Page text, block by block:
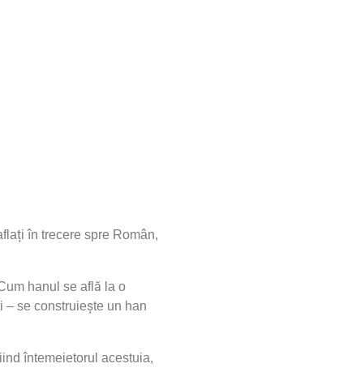
în trecere spre Român,
hanul se află la o
se construiește un han
întemeietorul acestuia,